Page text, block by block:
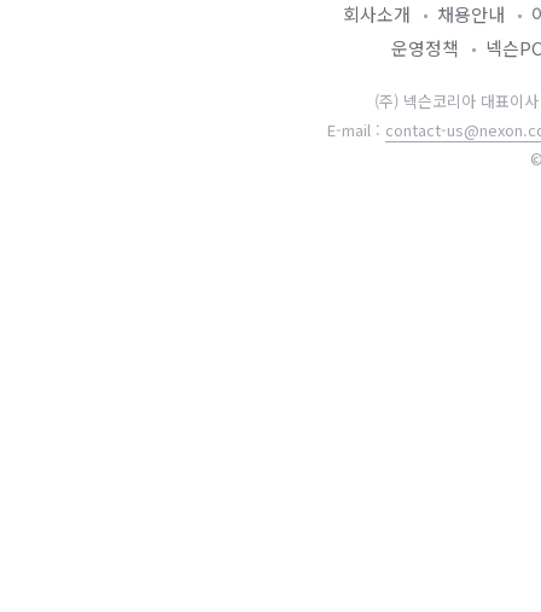
회사소개 채용안내
운영정책
넥슨
(주) 넥슨코리아 대표이
E-mail : contact-